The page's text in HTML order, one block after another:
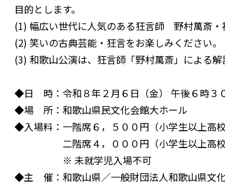
目的とします。
(1) 幅広い世代に人気のある狂言師 野村萬斎・
(2) 笑いの古典芸能・狂言をお楽しみください。
(3) 和歌山公演は、狂言師「野村萬斎」による解
◆日 時：令和８年２月６日（金） 午後６時３
◆場 所：和歌山県民文化会館大ホール
◆入場料：一階席６，５００円（小学生以上高
二階席４，０００円（小学生以上高校生
※ 未就学児入場不可
◆主 催：和歌山県／一般財団法人和歌山県文